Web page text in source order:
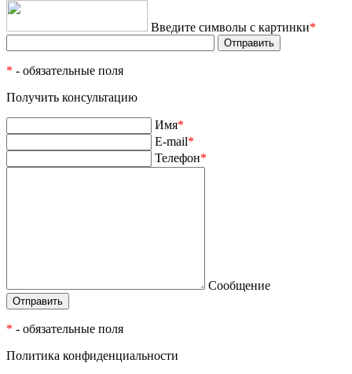
Введите символы с картинки*
* - обязательные поля
Получить консультацию
Имя*
E-mail*
Телефон*
Сообщение
* - обязательные поля
Политика конфиденциальности